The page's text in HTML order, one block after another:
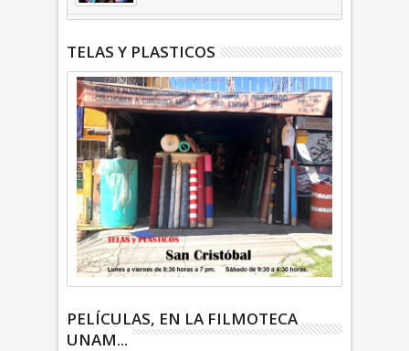
TELAS Y PLASTICOS
PELÍCULAS, EN LA FILMOTECA
UNAM...